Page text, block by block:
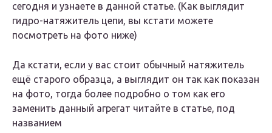
сегодня и узнаете в данной статье. (Как выглядит
гидро-натяжитель цепи, вы кстати можете
посмотреть на фото ниже)
Да кстати, если у вас стоит обычный натяжитель
ещё старого образца, а выглядит он так как показан
на фото, тогда более подробно о том как его
заменить данный агрегат читайте в статье, под
названием